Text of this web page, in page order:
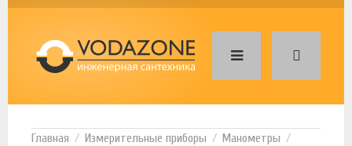
Измерительные приборы Манометры